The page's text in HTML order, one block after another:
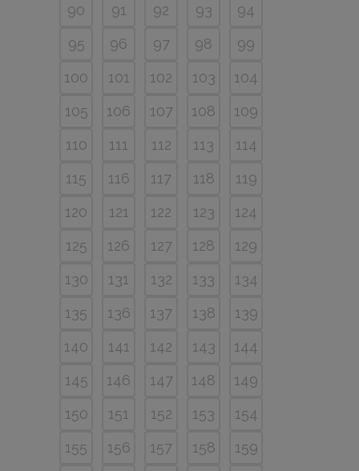
90
91 92 93
94
95
96 97 98
99
100
101 102 103
104
105
106 107 108
109
110
111 112 113
114
115
116 117 118
119
120
121 122 123
124
125
126 127 128
129
130
131 132 133
134
135
136 137 138
139
140
141 142 143
144
145
146 147 148
149
150
151 152 153
154
155
156 157 158
159